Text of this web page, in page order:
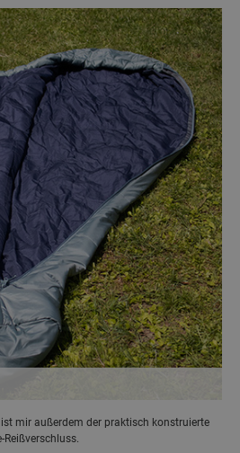
mir außerdem der praktisch konstruierte
Reißverschluss.